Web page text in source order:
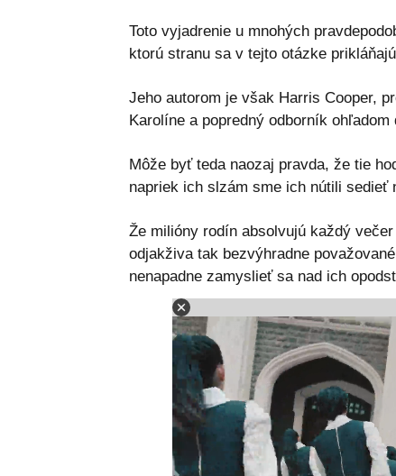
Toto vyjadrenie u mnohých
ktorú stranu sa v tejto otázke
Jeho autorom je však Harris Cooper,
Karolíne a popredný odborník
Môže byť teda naozaj pravda, že tie
napriek ich slzám sme ich nútili sedieť
Že milióny rodín absolvujú každý
odjakživa tak bezvýhradne
nenapadne zamyslieť sa nad ich